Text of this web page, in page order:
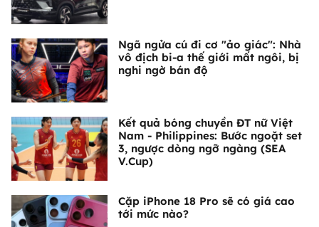
Ngã ngửa cú đi cơ "ảo giác": Nhà
vô địch bi-a thế giới mất ngôi, bị
nghi ngờ bán độ
Kết quả bóng chuyền ĐT nữ Việt
Nam - Philippines: Bước ngoặt set
3, ngược dòng ngỡ ngàng (SEA
V.Cup)
Cặp iPhone 18 Pro sẽ có giá cao
tới mức nào?